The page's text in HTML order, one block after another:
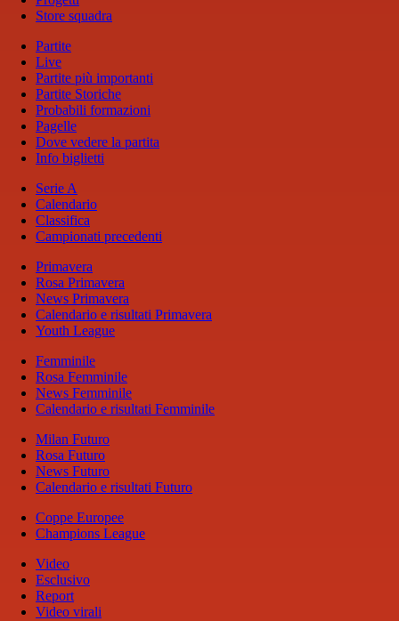
Store squadra
Partite
Live
Partite più importanti
Partite Storiche
Probabili formazioni
Pagelle
Dove vedere la partita
Info biglietti
Serie A
Calendario
Classifica
Campionati precedenti
Primavera
Rosa Primavera
News Primavera
Calendario e risultati Primavera
Youth League
Femminile
Rosa Femminile
News Femminile
Calendario e risultati Femminile
Milan Futuro
Rosa Futuro
News Futuro
Calendario e risultati Futuro
Coppe Europee
Champions League
Video
Esclusivo
Report
Video virali